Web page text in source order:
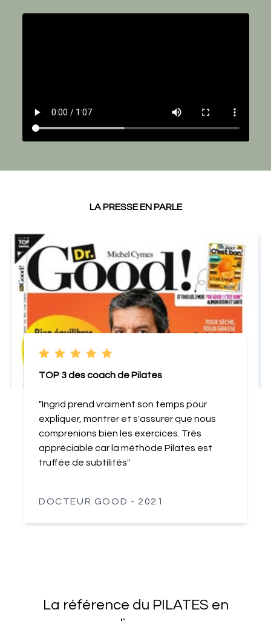
LA PRESSE EN PARLE
TOP 3 des coach de Pilates
"Ingrid prend vraiment son temps pour
expliquer, montrer et s'assurer que nous
comprenions bien les exercices. Très
appréciable car la méthode Pilates est
truffée de subtilités"
DOCTEUR GOOD - 2021
La référence du PILATES en